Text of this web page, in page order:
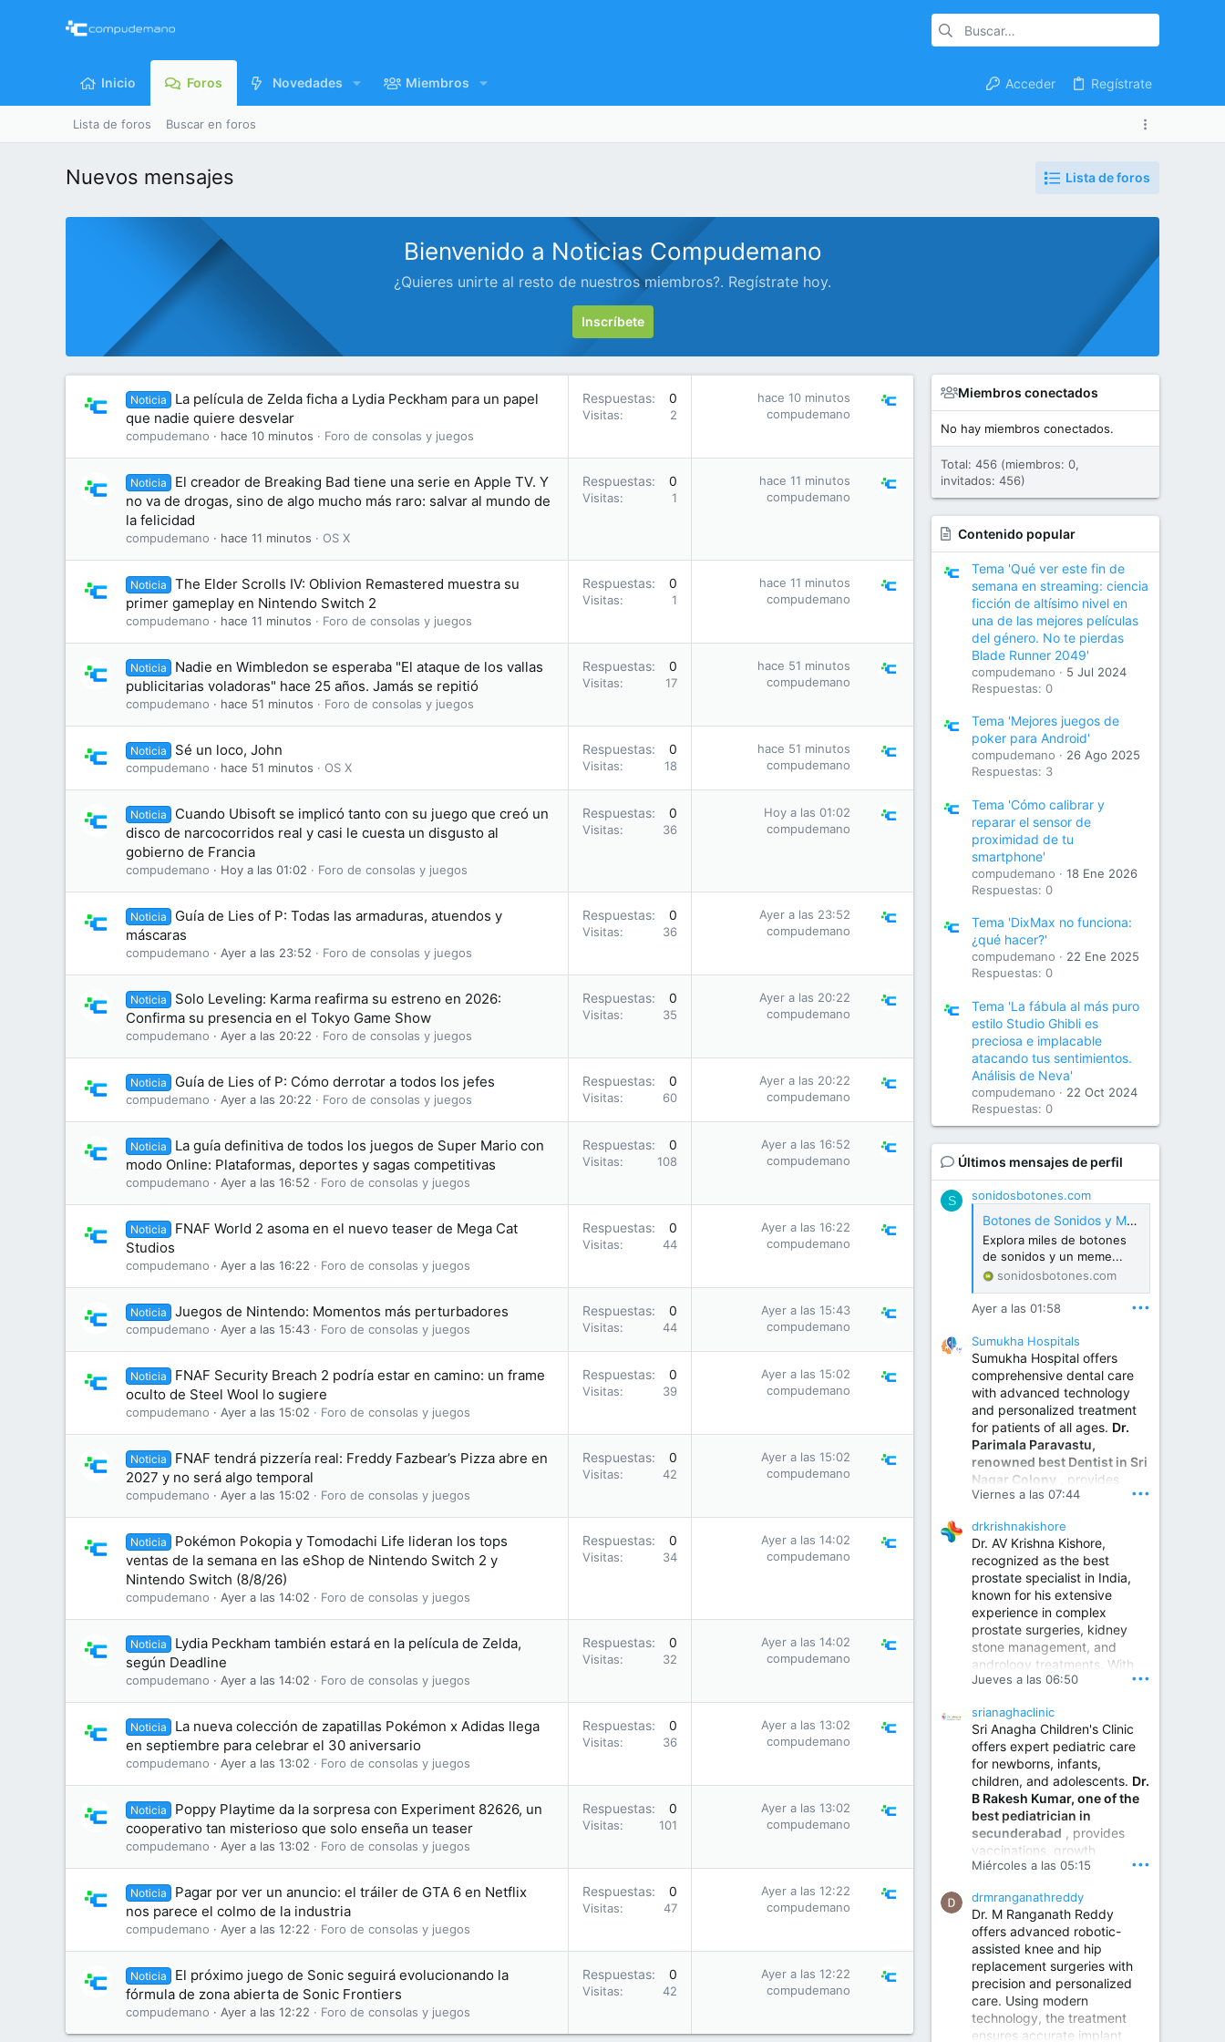
Inicio Foros Novedades Miembros Acceder Regístrate
Lista de foros Buscar en foros
Nuevos mensajes Lista de foros
Bienvenido a Noticias Compudemano
¿Quieres unirte al resto de nuestros miembros?. Regístrate hoy.
Inscríbete
Noticia
La película de Zelda ficha a Lydia Peckham para un papel
que nadie quiere desvelar
compudemano hace 10 minutos Foro de consolas y juegos
Respuestas 0
Visitas 2
hace 10 minutos
compudemano
Noticia
El creador de Breaking Bad tiene una serie en Apple TV. Y
no va de drogas, sino de algo mucho más raro: salvar al mundo de
la felicidad
compudemano hace 11 minutos OS X
Respuestas 0
Visitas 1
hace 11 minutos
compudemano
Noticia
The Elder Scrolls IV: Oblivion Remastered muestra su
primer gameplay en Nintendo Switch 2
compudemano hace 11 minutos Foro de consolas y juegos
Respuestas 0
Visitas 1
hace 11 minutos
compudemano
Noticia
Nadie en Wimbledon se esperaba "El ataque de los vallas
publicitarias voladoras" hace 25 años. Jamás se repitió
compudemano hace 51 minutos Foro de consolas y juegos
Respuestas 0
Visitas 17
hace 51 minutos
compudemano
Noticia Sé un loco, John
compudemano hace 51 minutos OS X
Respuestas 0
Visitas 18
hace 51 minutos
compudemano
Noticia
Cuando Ubisoft se implicó tanto con su juego que creó un
disco de narcocorridos real y casi le cuesta un disgusto al
gobierno de Francia
compudemano Hoy a las 01:02 Foro de consolas y juegos
Respuestas 0
Visitas 36
Hoy a las 01:02
compudemano
Noticia
Guía de Lies of P: Todas las armaduras, atuendos y
máscaras
compudemano Ayer a las 23:52 Foro de consolas y juegos
Respuestas 0
Visitas 36
Ayer a las 23:52
compudemano
Noticia
Solo Leveling: Karma reafirma su estreno en 2026:
Confirma su presencia en el Tokyo Game Show
compudemano Ayer a las 20:22 Foro de consolas y juegos
Respuestas 0
Visitas 35
Ayer a las 20:22
compudemano
Noticia Guía de Lies of P: Cómo derrotar a todos los jefes
compudemano Ayer a las 20:22 Foro de consolas y juegos
Respuestas 0
Visitas 60
Ayer a las 20:22
compudemano
Noticia
La guía definitiva de todos los juegos de Super Mario con
modo Online: Plataformas, deportes y sagas competitivas
compudemano Ayer a las 16:52 Foro de consolas y juegos
Respuestas 0
Visitas 108
Ayer a las 16:52
compudemano
Noticia
FNAF World 2 asoma en el nuevo teaser de Mega Cat
Studios
compudemano Ayer a las 16:22 Foro de consolas y juegos
Respuestas 0
Visitas 44
Ayer a las 16:22
compudemano
Noticia Juegos de Nintendo: Momentos más perturbadores
compudemano Ayer a las 15:43 Foro de consolas y juegos
Respuestas 0
Visitas 44
Ayer a las 15:43
compudemano
Noticia
FNAF Security Breach 2 podría estar en camino: un frame
oculto de Steel Wool lo sugiere
compudemano Ayer a las 15:02 Foro de consolas y juegos
Respuestas 0
Visitas 39
Ayer a las 15:02
compudemano
Noticia
FNAF tendrá pizzería real: Freddy Fazbear’s Pizza abre en
2027 y no será algo temporal
compudemano Ayer a las 15:02 Foro de consolas y juegos
Respuestas 0
Visitas 42
Ayer a las 15:02
compudemano
Noticia
Pokémon Pokopia y Tomodachi Life lideran los tops
ventas de la semana en las eShop de Nintendo Switch 2 y
Nintendo Switch (8/8/26)
compudemano Ayer a las 14:02 Foro de consolas y juegos
Respuestas 0
Visitas 34
Ayer a las 14:02
compudemano
Noticia
Lydia Peckham también estará en la película de Zelda,
según Deadline
compudemano Ayer a las 14:02 Foro de consolas y juegos
Respuestas 0
Visitas 32
Ayer a las 14:02
compudemano
Noticia
La nueva colección de zapatillas Pokémon x Adidas llega
en septiembre para celebrar el 30 aniversario
compudemano Ayer a las 13:02 Foro de consolas y juegos
Respuestas 0
Visitas 36
Ayer a las 13:02
compudemano
Noticia
Poppy Playtime da la sorpresa con Experiment 82626, un
cooperativo tan misterioso que solo enseña un teaser
compudemano Ayer a las 13:02 Foro de consolas y juegos
Respuestas 0
Visitas 101
Ayer a las 13:02
compudemano
Noticia
Pagar por ver un anuncio: el tráiler de GTA 6 en Netflix
nos parece el colmo de la industria
compudemano Ayer a las 12:22 Foro de consolas y juegos
Respuestas 0
Visitas 47
Ayer a las 12:22
compudemano
Noticia
El próximo juego de Sonic seguirá evolucionando la
fórmula de zona abierta de Sonic Frontiers
compudemano Ayer a las 12:22 Foro de consolas y juegos
Respuestas 0
Visitas 42
Ayer a las 12:22
compudemano
Miembros conectados
No hay miembros conectados.
Total: 456 (miembros: 0,
invitados: 456)
Contenido popular
Tema 'Qué ver este fin de
semana en streaming: ciencia
ficción de altísimo nivel en
una de las mejores películas
del género. No te pierdas
Blade Runner 2049'
compudemano
5 Jul 2024
Respuestas: 0
Tema 'Mejores juegos de
poker para Android'
compudemano
26 Ago 2025
Respuestas: 3
Tema 'Cómo calibrar y
reparar el sensor de
proximidad de tu
smartphone'
compudemano
18 Ene 2026
Respuestas: 0
Tema 'DixMax no funciona:
¿qué hacer?'
compudemano
22 Ene 2025
Respuestas: 0
Tema 'La fábula al más puro
estilo Studio Ghibli es
preciosa e implacable
atacando tus sentimientos.
Análisis de Neva'
compudemano
22 Oct 2024
Respuestas: 0
Últimos mensajes de perfil
S sonidosbotones.com
Botones de Sonidos y Meme Soundboard Gratis
Explora miles de botones
de sonidos y un meme...
sonidosbotones.com
Ayer a las 01:58 •••
Sumukha Hospitals
Sumukha Hospital offers
comprehensive dental care
with advanced technology
and personalized treatment
for patients of all ages. Dr.
Parimala Paravastu,
renowned best Dentist in Sri
Nagar Colony , provides
expert care for tooth pain,
treatment, dental implants,
smile designing, cosmetic
dentistry.
Sumukha Hospital | Ear, Nose & Throat, Dental & Maxillofacial Surgery Center
www.sumukhahospitals.co
m
Viernes a las 07:44 •••
drkrishnakishore
Dr. AV Krishna Kishore,
recognized as the best
prostate specialist in India,
known for his extensive
experience in complex
prostate surgeries, kidney
stone management, and
andrology treatments. With
years of surgical practice and
invasive and robotic
techniques.
Best Urologist in Vijayawada | Urology Specialist in Vijayawada
Dr. A. V. Krishna Kishore,
the Best Urologist...
www.drkrishnakishore.com
Jueves a las 06:50 •••
srianaghaclinic
Sri Anagha Children's Clinic
offers expert pediatric care
for newborns, infants,
children, and adolescents. Dr.
B Rakesh Kumar, one of the
best pediatrician in
secunderabad , provides
vaccinations, growth
monitoring, newborn care,
illnesses, nutrition guidance,
and preventive healthcare in
a child-friendly environment.
Children Hospital in Secunderabad | Best Pediatrician in Hyderabad | Neonatologist in Medchal
Our pediatrician and
Neonatologist team at...
Miércoles a las 05:15 •••
drmranganathreddy
Dr. M Ranganath Reddy
offers advanced robotic-
assisted knee and hip
replacement surgeries with
precision and personalized
care. Using modern
technology, the treatment
ensures accurate implant